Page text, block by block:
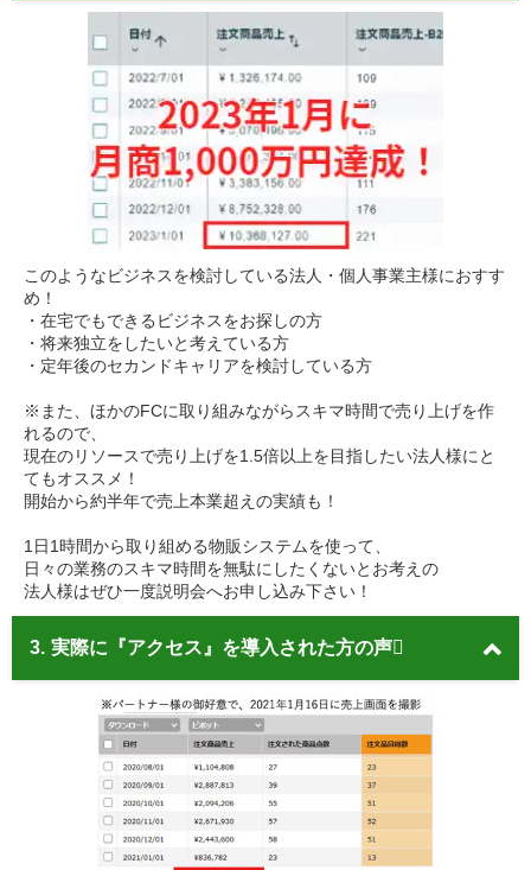
このようなビジネスを検討している法人・個人事業主様におすす
め！
・在宅でもできるビジネスをお探しの方
・将来独立をしたいと考えている方
・定年後のセカンドキャリアを検討している方
※また、ほかのFCに取り組みながらスキマ時間で売り上げを作
れるので、
現在のリソースで売り上げを1.5倍以上を目指したい法人様にと
てもオススメ！
開始から約半年で売上本業超えの実績も！
1日1時間から取り組める物販システムを使って、
日々の業務のスキマ時間を無駄にしたくないとお考えの
法人様はぜひ一度説明会へお申し込み下さい！
3. 実際に『アクセス』を導入された方の声